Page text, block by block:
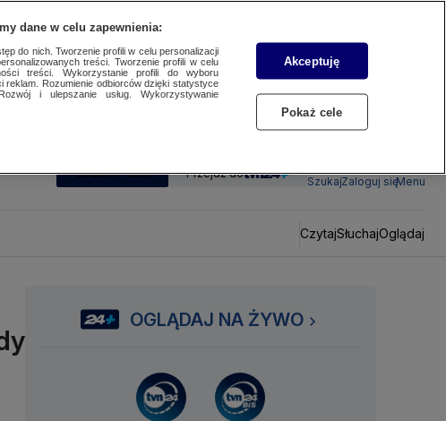
SUBSKRYBUJ Przejdź do
SzukajZaloguj sięMenu
CzytajSłuchajOglądaj
OGLĄDAJ NA ŻYWO
dane w celu zapewnienia:
do nich. Tworzenie profili w celu personalizacji
treści. Tworzenie profili w celu
treści. Wykorzystanie profili do wyboru
reklam. Rozumienie odbiorców dzięki statystyce
i ulepszanie usług. Wykorzystywanie
Akceptuję
Pokaż cele